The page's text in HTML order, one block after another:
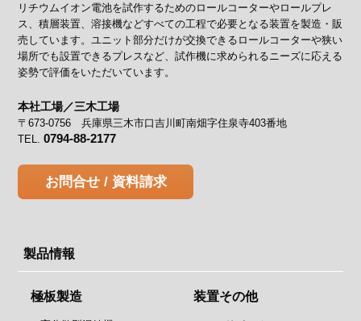
リチウムイオン電池を試作するためのロールコーターやロールプレ
ス、積層装置、溶接機などすべての工程で必要となる装置を製造・販
売しています。ユニット部分だけが交換できるロールコーターや狭い
場所でも設置できるプレスなど、試作機に求められるニーズに応える
姿勢で評価をいただいています。
本社工場／三木工場
〒673-0756 兵庫県三木市口吉川町南畑字住泉寺403番地
TEL.0794-88-2177
お問合せ / 資料請求
製品情報
極板製造 装置その他